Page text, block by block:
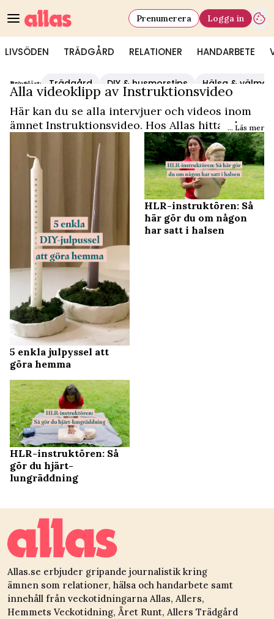
LIVSÖDEN TRÄDGÅRD RELATIONER HANDARBETE
Prenumerera Logga in
Populärt: Trädgård DIY & husmorstips Hälsa &
Video Start/Instruktionsvideo
Alla videoklipp av Instruktionsvideo
Här kan du se alla intervjuer och videos inom
ämnet Instruktionsvideo. Hos Allas hittar du... Läs mer
5 enkla julpyssel att
göra hemma
HLR-instruktören: Så
här gör du om någon
har satt i halsen
HLR-instruktören: Så
gör du hjärt-
lungräddning
Allas.se erbjuder gripande journalistik kring
ämnen som relationer, hälsa och handarbete samt
innehåll från veckotidningarna Allas, Allers,
Hemmets Veckotidning, Året Runt, Allers Trädgård